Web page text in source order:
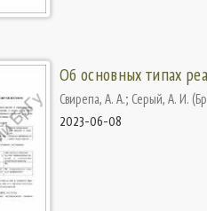
Об основных типах
Свирепа, А. А.; Серый, А. И. (
2023-06-08